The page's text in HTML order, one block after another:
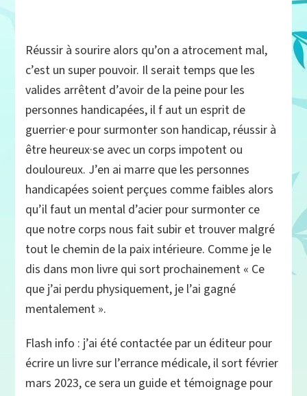
Réussir à sourire alors qu’on a atrocement mal,
c’est un super pouvoir. Il serait temps que les
valides arrêtent d’avoir de la peine pour les
personnes handicapées, il f aut un esprit de
guerrier·e pour surmonter son handicap, réussir à
être heureux·se avec un corps impotent ou
douloureux. J’en ai marre que les personnes
handicapées soient perçues comme faibles alors
qu’il faut un mental d’acier pour surmonter ce
que notre corps nous fait subir et trouver malgré
tout le chemin de la paix intérieure. Comme je le
dis dans mon livre qui sort prochainement « Ce
que j’ai perdu physiquement, je l’ai gagné
mentalement ».
Flash info : j’ai été contactée par un éditeur pour
écrire un livre sur l’errance médicale, il sort février
mars 2023, ce sera un guide et témoignage pour